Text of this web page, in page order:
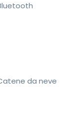
da neve